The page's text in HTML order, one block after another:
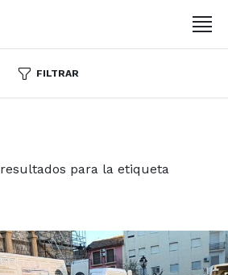
FILTRAR
resultados para la etiqueta